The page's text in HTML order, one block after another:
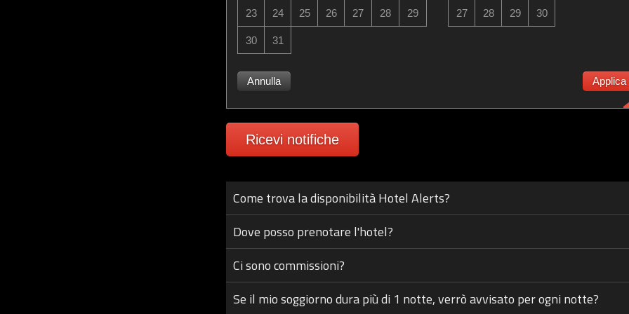
23 24 25 26 27 28 29
30 31
27 28 29 30
Annulla Applica
Ricevi notifiche
Come trova la disponibilità Hotel Alerts?
Dove posso prenotare l'hotel?
Ci sono commissioni?
Se il mio soggiorno dura più di 1 notte, verrò avvisato per ogni notte?